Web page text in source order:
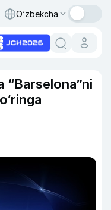
O‘zbekcha
“Barselona”ni